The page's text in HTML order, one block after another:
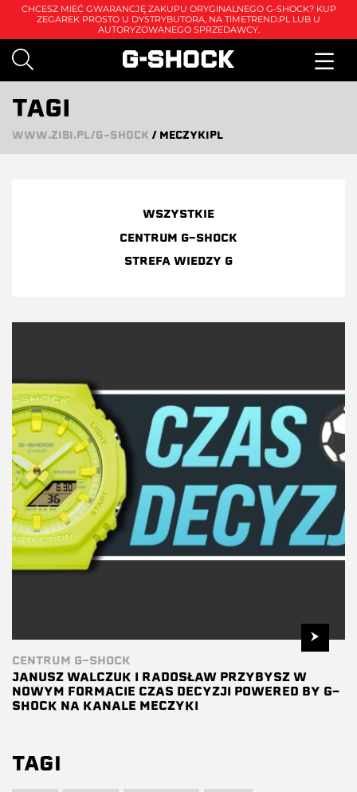
CHCESZ MIEĆ GWARANCJĘ ZAKUPU ORYGINALNEGO G-SHOCK? KUP
ZEGAREK PROSTO U DYSTRYBUTORA, NA TIMETREND.PL LUB U
AUTORYZOWANEGO SPRZEDAWCY.
TAGI
WWW.ZIBI.PL/G-SHOCK / MECZYKIPL
WSZYSTKIE
CENTRUM G-SHOCK
STREFA WIEDZY G
CENTRUM G-SHOCK
JANUSZ WALCZUK I RADOSŁAW PRZYBYSZ W
NOWYM FORMACIE CZAS DECYZJI POWERED BY G-
SHOCK NA KANALE MECZYKI
TAGI